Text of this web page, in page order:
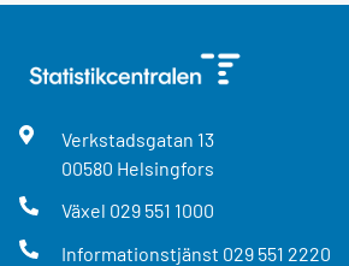
Verkstadsgatan 13
00580 Helsingfors
Växel 029 551 1000
Informationstjänst 029 551 2220